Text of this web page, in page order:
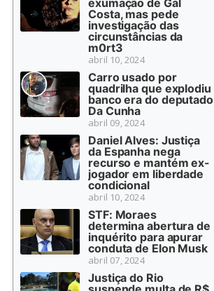
Costa, mas pede
investigação das
circunstâncias da
m0rt3
abril 10, 2024
Carro usado por
quadrilha que explodiu
banco era do deputado
Da Cunha
abril 09, 2024
Daniel Alves: Justiça
da Espanha nega
recurso e mantém ex-
jogador em liberdade
condicional
abril 10, 2024
STF: Moraes
determina abertura de
inquérito para apurar
conduta de Elon Musk
abril 07, 2024
Justiça do Rio